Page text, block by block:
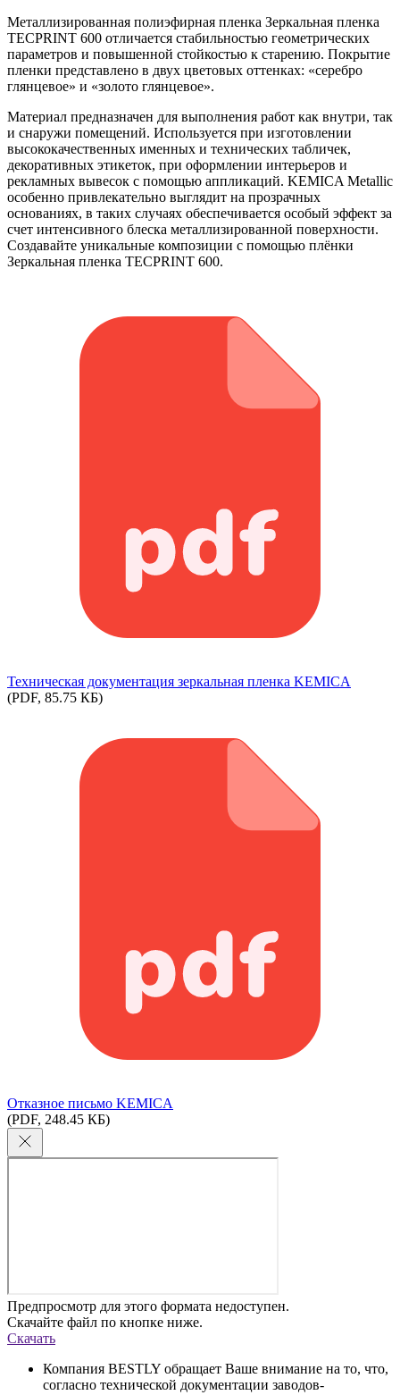
Металлизированная полиэфирная пленка Зеркальная пленка
TECPRINT 600 отличается стабильностью геометрических
параметров и повышенной стойкостью к старению. Покрытие
пленки представлено в двух цветовых оттенках: «серебро
глянцевое» и «золото глянцевое».
Материал предназначен для выполнения работ как внутри, так
и снаружи помещений. Используется при изготовлении
высококачественных именных и технических табличек,
декоративных этикеток, при оформлении интерьеров и
рекламных вывесок с помощью аппликаций. KEMICA Metallic
особенно привлекательно выглядит на прозрачных
основаниях, в таких случаях обеспечивается особый эффект за
счет интенсивного блеска металлизированной поверхности.
Создавайте уникальные композиции с помощью плёнки
Зеркальная пленка TECPRINT 600.
Техническая документация зеркальная пленка KEMICA
(PDF, 85.75 КБ)
Отказное письмо KEMICA
(PDF, 248.45 КБ)
Предпросмотр для этого формата недоступен.
Скачайте файл по кнопке ниже.
Скачать
Компания BESTLY обращает Ваше внимание на то, что,
согласно технической документации заводов-